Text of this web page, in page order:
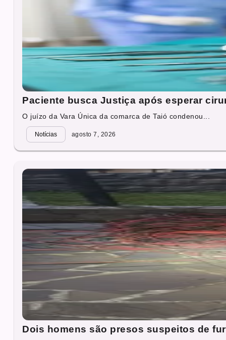
Paciente busca Justiça após esperar
O juízo da Vara Única da comarca de Taió condenou...
Notícias agosto 7, 2026
Dois homens são presos suspeitos de